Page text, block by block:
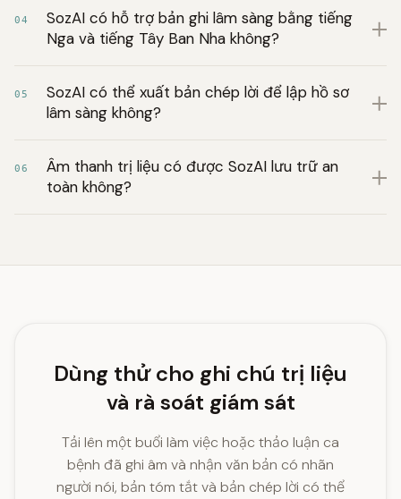
04
SozAI có hỗ trợ bản ghi lâm sàng bằng tiếng
Nga và tiếng Tây Ban Nha không?
05
SozAI có thể xuất bản chép lời để lập hồ sơ
lâm sàng không?
06
Âm thanh trị liệu có được SozAI lưu trữ an
toàn không?
Dùng thử cho ghi chú trị liệu
và rà soát giám sát
Tải lên một buổi làm việc hoặc thảo luận ca
bệnh đã ghi âm và nhận văn bản có nhãn
người nói, bản tóm tắt và bản chép lời có thể